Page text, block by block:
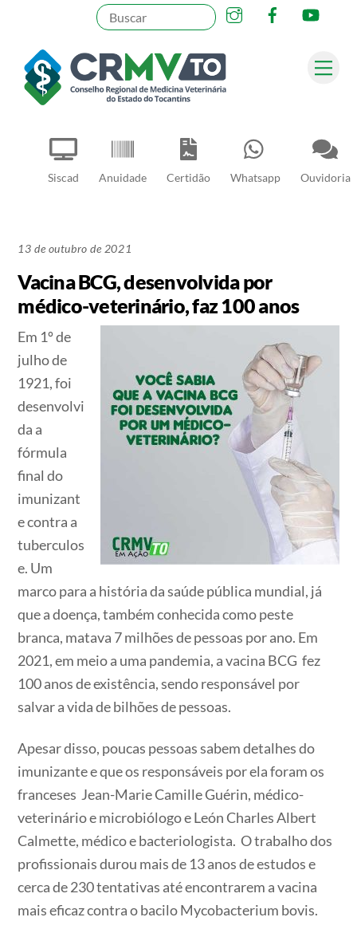
content
Siscad Anuidade Certidão Whatsapp Ouvidoria
InstagramFacebook
Pesquisar
13 de outubro de 2021
Vacina BCG, desenvolvida por
médico-veterinário, faz 100 anos
Em 1º de
julho de
1921, foi
desenvolvi
da a
fórmula
final do
imunizant
e contra a
tuberculos
e. Um
marco para a história da saúde pública mundial, já
que a doença, também conhecida como peste
branca, matava 7 milhões de pessoas por ano. Em
2021, em meio a uma pandemia, a vacina BCG fez
100 anos de existência, sendo responsável por
salvar a vida de bilhões de pessoas.
Apesar disso, poucas pessoas sabem detalhes do
imunizante e que os responsáveis por ela foram os
franceses Jean-Marie Camille Guérin, médico-
veterinário e microbiólogo e León Charles Albert
Calmette, médico e bacteriologista. O trabalho dos
profissionais durou mais de 13 anos de estudos e
cerca de 230 tentativas até encontrarem a vacina
mais eficaz contra o bacilo Mycobacterium bovis.